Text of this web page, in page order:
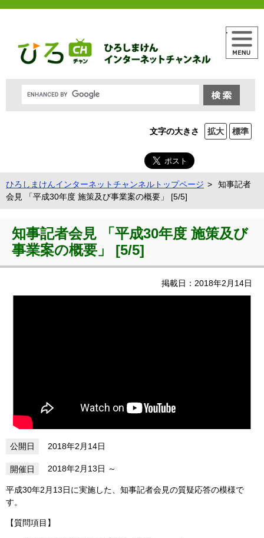
文字の大きさ 拡大 標準
メニュー
ひろしまけんインターネットチャンネルトップページ
知事記者
会見 「平成30年度 施策及び事業案の概要」 [5/5]
知事記者会見 「平成30年度 施策及び
事業案の概要」 [5/5]
掲載日：2018年2月14日
2018年2月14日
2018年2月13日
平成30年2月13日に実施した、知事記者会見の質疑応答の模様で
す。
【質問項目】